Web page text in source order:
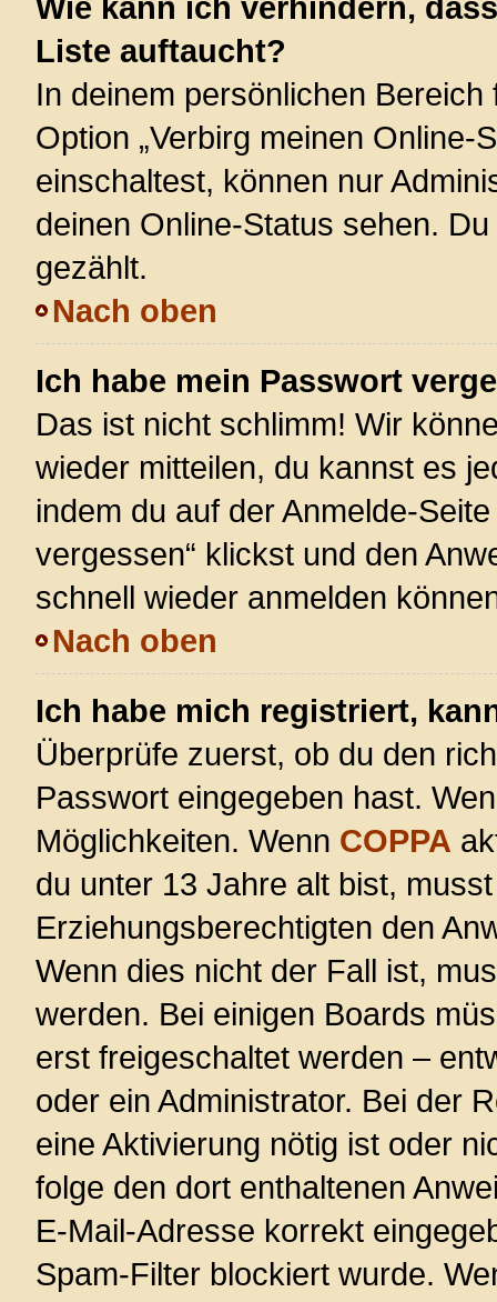
Wie kann ich verhindern,
Liste auftaucht?
In deinem persönlichen
Option „Verbirg meinen Online-
einschaltest, können nur
deinen Online-Status sehen.
gezählt.
Nach oben
Ich habe mein Passwort
Das ist nicht schlimm! Wir
wieder mitteilen, du kannst es
indem du auf der Anmelde-
vergessen“ klickst und den
schnell wieder anmelden
Nach oben
Ich habe mich registriert,
Überprüfe zuerst, ob du den
Passwort eingegeben hast.
Möglichkeiten. Wenn COPPA
du unter 13 Jahre alt bist,
Erziehungsberechtigten den
Wenn dies nicht der Fall ist,
werden. Bei einigen Boards
erst freigeschaltet werden –
oder ein Administrator. Bei der
eine Aktivierung nötig ist oder
folge den dort enthaltenen
E-Mail-Adresse korrekt
Spam-Filter blockiert wurde.